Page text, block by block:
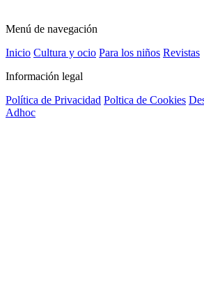
Menú de navegación
Inicio Cultura y ocio Para los niños Revistas
Información legal
Política de Privacidad Poltica de Cookies
Adhoc